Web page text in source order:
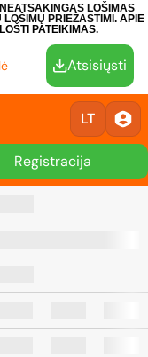
LOŠIMAS
PRIEŽASTIMI. APIE
PATEIKIMAS.
Atsisiųsti
LT
Registracija